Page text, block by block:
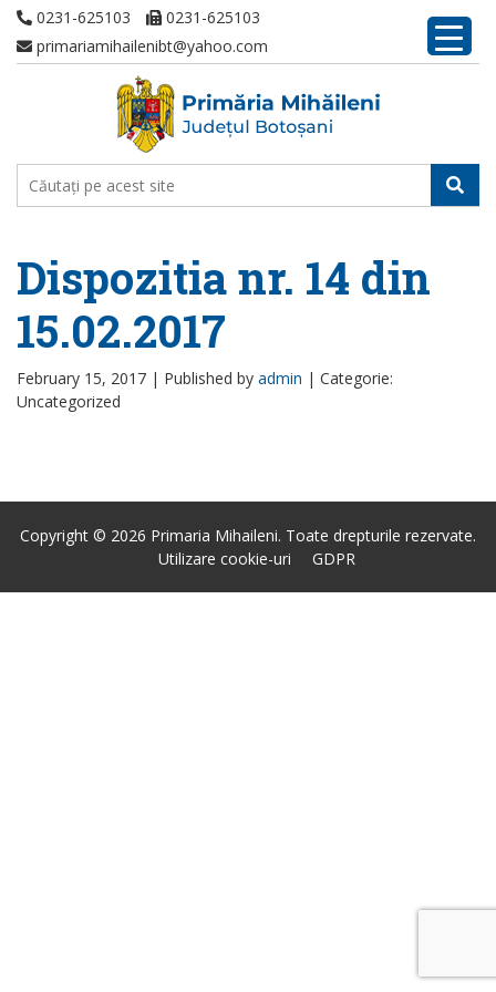
0231-625103
0231-625103
primariamihailenibt@yahoo.com
Dispozitia nr. 14 din
15.02.2017
February 15, 2017 | Published by admin | Categorie:
Uncategorized
Copyright © 2026 Primaria Mihaileni. Toate drepturile rezervate.
Utilizare cookie-uri
GDPR